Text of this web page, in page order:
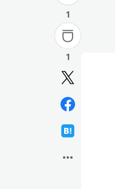
1
1
more_horiz